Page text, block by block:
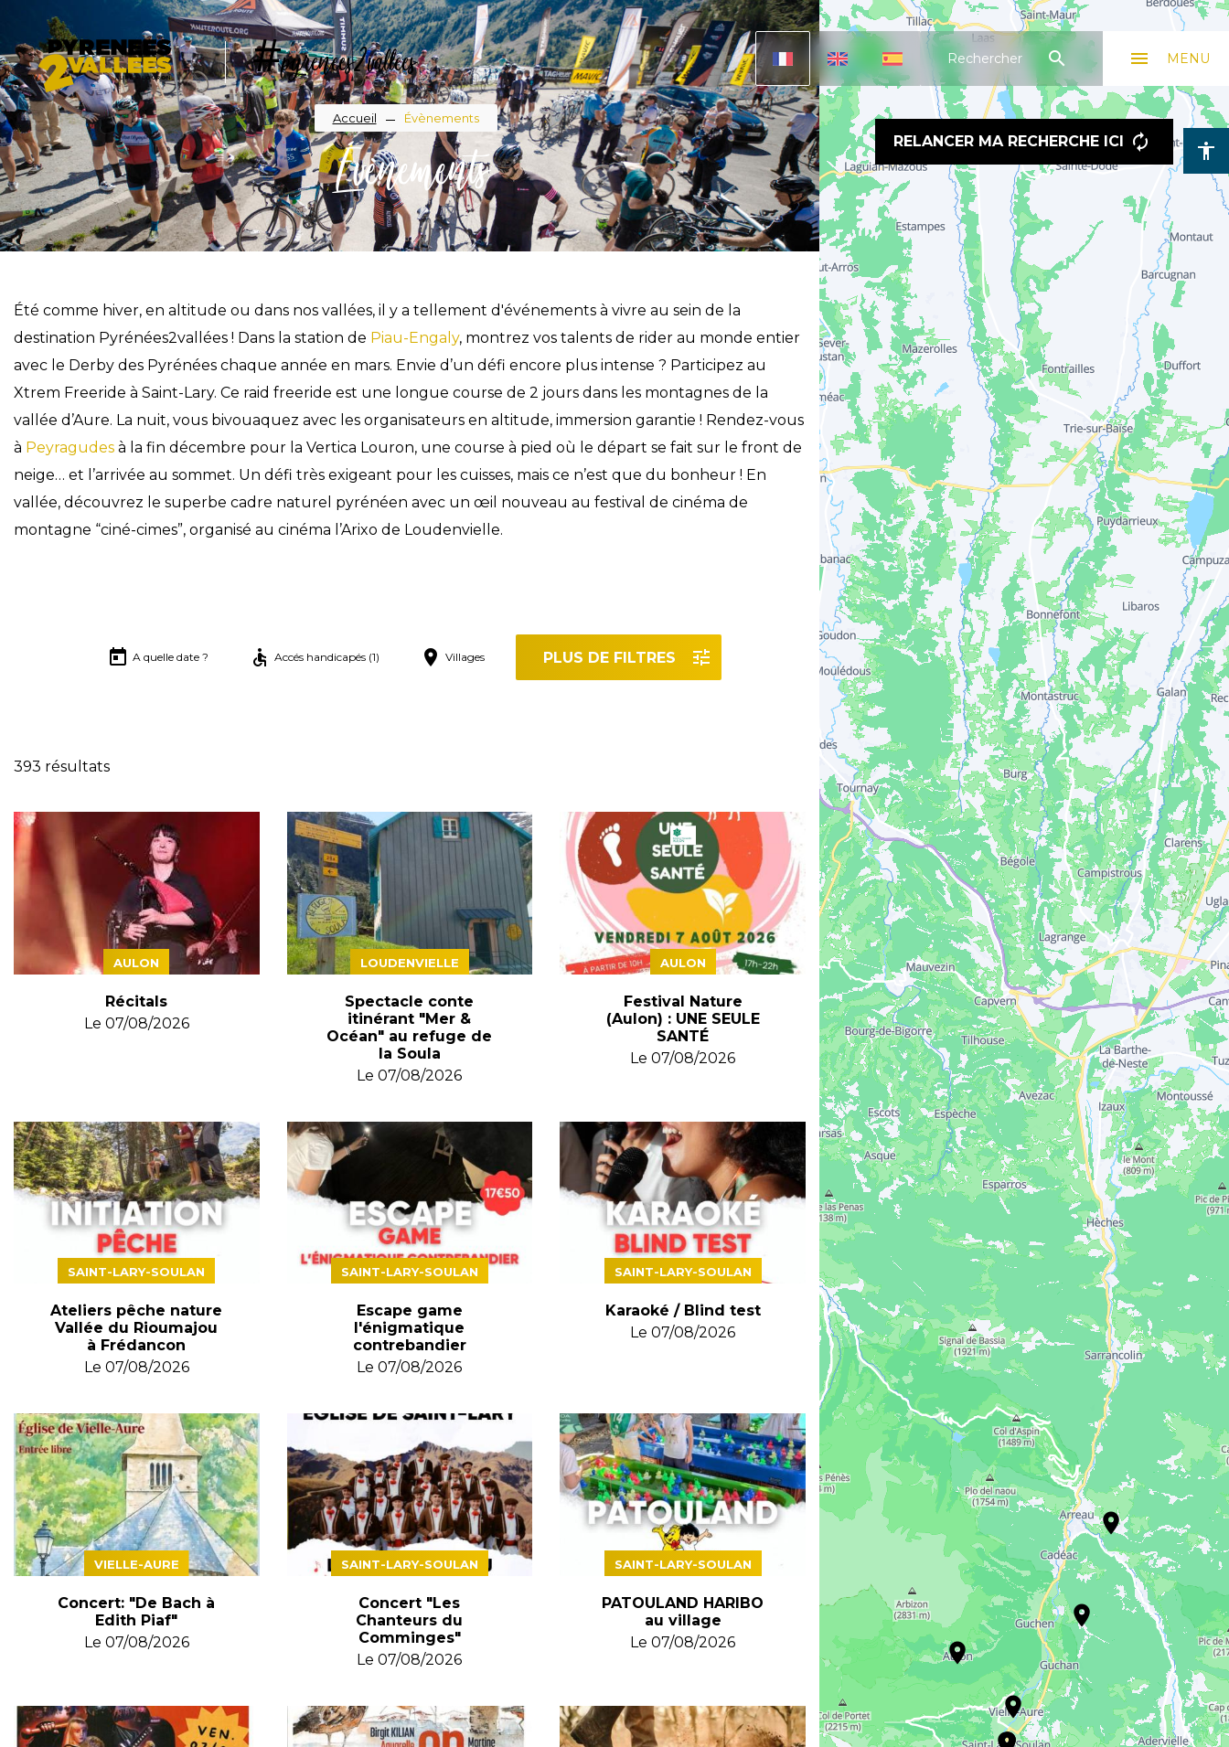
au
contenu
principal
accessibility
#pyrenees2vallees Rechercher search MENU
menu
Fil
d'Ariane
Accueil Évènements
Évènements
Été comme hiver, en altitude ou dans nos vallées, il y a tellement d'événements à vivre au sein de la
destination Pyrénées2vallées ! Dans la station de Piau-Engaly, montrez vos talents de rider au monde entier
avec le Derby des Pyrénées chaque année en mars. Envie d’un défi encore plus intense ? Participez au
Xtrem Freeride à Saint-Lary. Ce raid freeride est une longue course de 2 jours dans les montagnes de la
vallée d’Aure. La nuit, vous bivouaquez avec les organisateurs en altitude, immersion garantie ! Rendez-vous
à Peyragudes à la fin décembre pour la Vertica Louron, une course à pied où le départ se fait sur le front de
neige… et l’arrivée au sommet. Un défi très exigeant pour les cuisses, mais ce n’est que du bonheur ! En
vallée, découvrez le superbe cadre naturel pyrénéen avec un œil nouveau au festival de cinéma de
montagne “ciné-cimes”, organisé au cinéma l’Arixo de Loudenvielle.
A quelle date ? Accés handicapés (1) Villages PLUS DE FILTRES
393 résultats
AULON
Récitals
Le 07/08/2026
LOUDENVIELLE
Spectacle conte
itinérant "Mer &
Océan" au refuge de
la Soula
Le07/08/2026
AULON
Festival Nature
(Aulon) : UNE SEULE
SANTÉ
Le07/08/2026
SAINT-LARY-SOULAN
Ateliers pêche nature
Vallée du Rioumajou
à Frédancon
Le 07/08/2026
SAINT-LARY-SOULAN
Escape game
l'énigmatique
contrebandier
Le07/08/2026
SAINT-LARY-SOULAN
Karaoké / Blind test
Le07/08/2026
VIELLE-AURE
Concert: "De Bach à
Edith Piaf"
Le 07/08/2026
SAINT-LARY-SOULAN
Concert "Les
Chanteurs du
Comminges"
Le07/08/2026
SAINT-LARY-SOULAN
PATOULAND HARIBO
au village
Le07/08/2026
RELANCER MA RECHERCHE ICI